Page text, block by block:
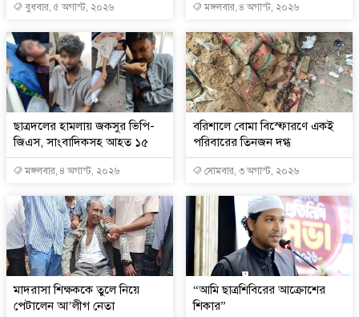
বুধবার, ৫ অগাস্ট, ২০২৬ মঙ্গলবার, ৪ অগাস্ট, ২০২৬
ছাত্রদলের হামলায় জকসুর ভিপি-
জিএস, সাংবাদিকসহ আহত ১৫
মঙ্গলবার, ৪ অগাস্ট, ২০২৬
বরিশালে বোমা বিস্ফোরণে একই
পরিবারের তিনজন দগ্ধ
সোমবার, ৩ অগাস্ট, ২০২৬
মাদরাসা শিক্ষককে তুলে নিয়ে
পেটালেন আ’লীগ নেতা
“আমি ছাত্রশিবিরের আক্রোশের
শিকার”